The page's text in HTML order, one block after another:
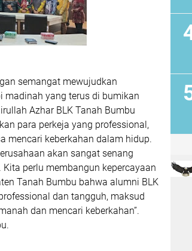
semangat mewujudkan
madinah yang terus di bumikan
Azhar BLK Tanah Bumbu
para perkeja yang professional,
mencari keberkahan dalam hidup.
akan sangat senang
perlu membangun kepercayaan
Tanah Bumbu bahwa alumni BLK
dan tangguh, maksud
dan mencari keberkahan”.